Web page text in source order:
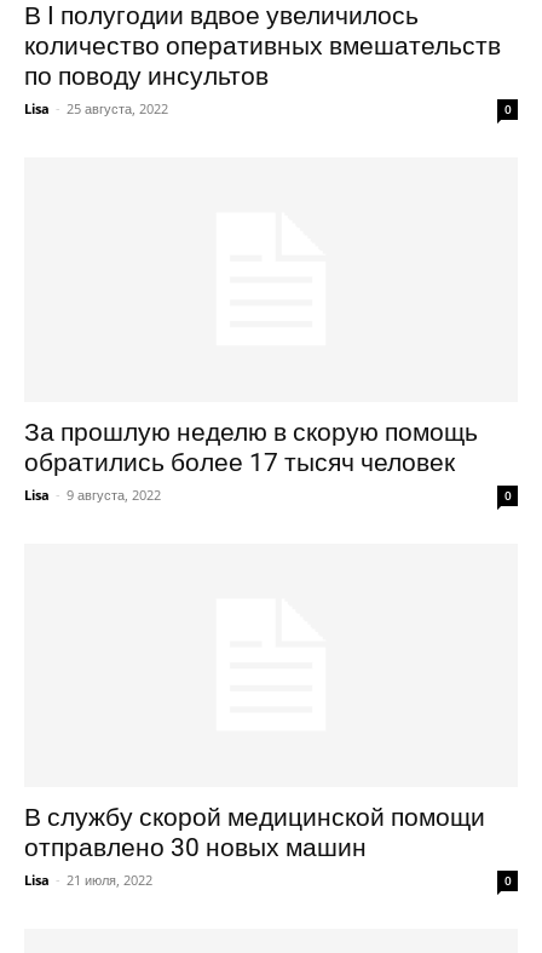
В I полугодии вдвое увеличилось
количество оперативных вмешательств
по поводу инсультов
Lisa - 25 августа, 2022 0
За прошлую неделю в скорую помощь
обратились более 17 тысяч человек
Lisa - 9 августа, 2022 0
В службу скорой медицинской помощи
отправлено 30 новых машин
Lisa - 21 июля, 2022 0